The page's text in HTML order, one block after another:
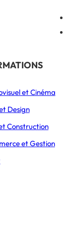
Éducation
et Cinéma
Design
Construction
et Gestion